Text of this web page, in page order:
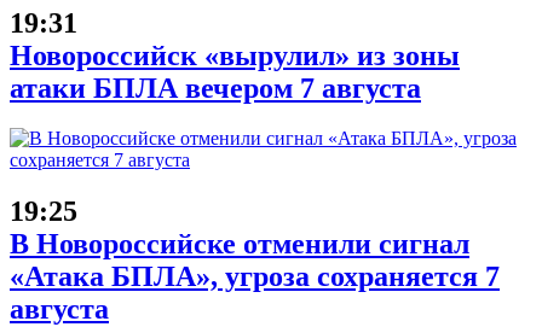
19:31
Новороссийск «вырулил» из зоны
атаки БПЛА вечером 7 августа
19:25
В Новороссийске отменили сигнал
«Атака БПЛА», угроза сохраняется 7
августа